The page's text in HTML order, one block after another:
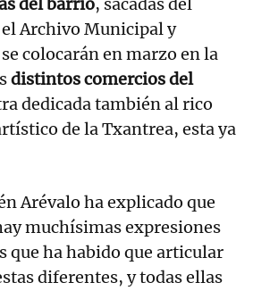
del barrio, sacadas del
Archivo Municipal y
colocarán en marzo en la
distintos comercios del
dedicada también al rico
de la Txantrea, esta ya
Arévalo ha explicado que
muchísimas expresiones
que ha habido que articular
diferentes, y todas ellas